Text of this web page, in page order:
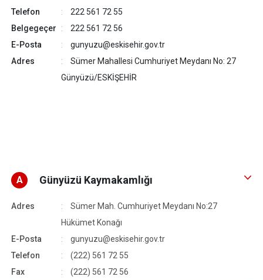
Telefon
222 561 72 55
Belgegeçer
222 561 72 56
E-Posta
gunyuzu@eskisehir.gov.tr
Adres
Sümer Mahallesi Cumhuriyet Meydanı No: 27
Günyüzü/ESKİŞEHİR
A Günyüzü Kaymakamlığı
Adres
Sümer Mah. Cumhuriyet Meydanı No:27
Hükümet Konağı
E-Posta
gunyuzu@eskisehir.gov.tr
Telefon
(222) 561 72 55
Fax
(222) 561 72 56